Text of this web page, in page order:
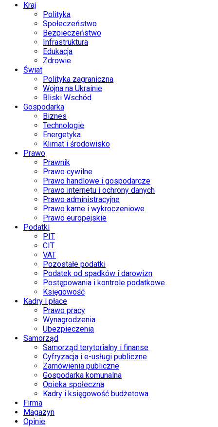
Kraj
Polityka
Społeczeństwo
Bezpieczeństwo
Infrastruktura
Edukacja
Zdrowie
Świat
Polityka zagraniczna
Wojna na Ukrainie
Bliski Wschód
Gospodarka
Biznes
Technologie
Energetyka
Klimat i środowisko
Prawo
Prawnik
Prawo cywilne
Prawo handlowe i gospodarcze
Prawo internetu i ochrony danych
Prawo administracyjne
Prawo karne i wykroczeniowe
Prawo europejskie
Podatki
PIT
CIT
VAT
Pozostałe podatki
Podatek od spadków i darowizn
Postępowania i kontrole podatkowe
Księgowość
Kadry i płace
Prawo pracy
Wynagrodzenia
Ubezpieczenia
Samorząd
Samorząd terytorialny i finanse
Cyfryzacja i e-usługi publiczne
Zamówienia publiczne
Gospodarka komunalna
Opieka społeczna
Kadry i księgowość budżetowa
Firma
Magazyn
Opinie